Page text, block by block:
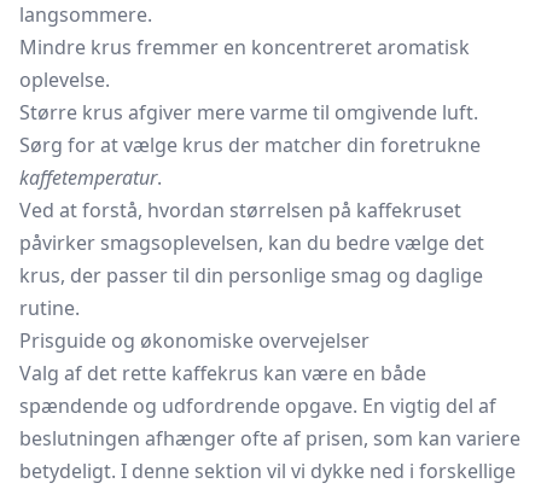
langsommere.
Mindre krus fremmer en koncentreret aromatisk
oplevelse.
Større krus afgiver mere varme til omgivende luft.
Sørg for at vælge krus der matcher din foretrukne
kaffetemperatur.
Ved at forstå, hvordan størrelsen på kaffekruset
påvirker smagsoplevelsen, kan du bedre vælge det
krus, der passer til din personlige smag og daglige
rutine.
Prisguide og økonomiske overvejelser
Valg af det rette kaffekrus kan være en både
spændende og udfordrende opgave. En vigtig del af
beslutningen afhænger ofte af prisen, som kan variere
betydeligt. I denne sektion vil vi dykke ned i forskellige